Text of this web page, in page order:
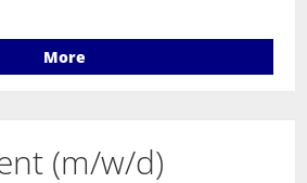
More
(m/w/d)